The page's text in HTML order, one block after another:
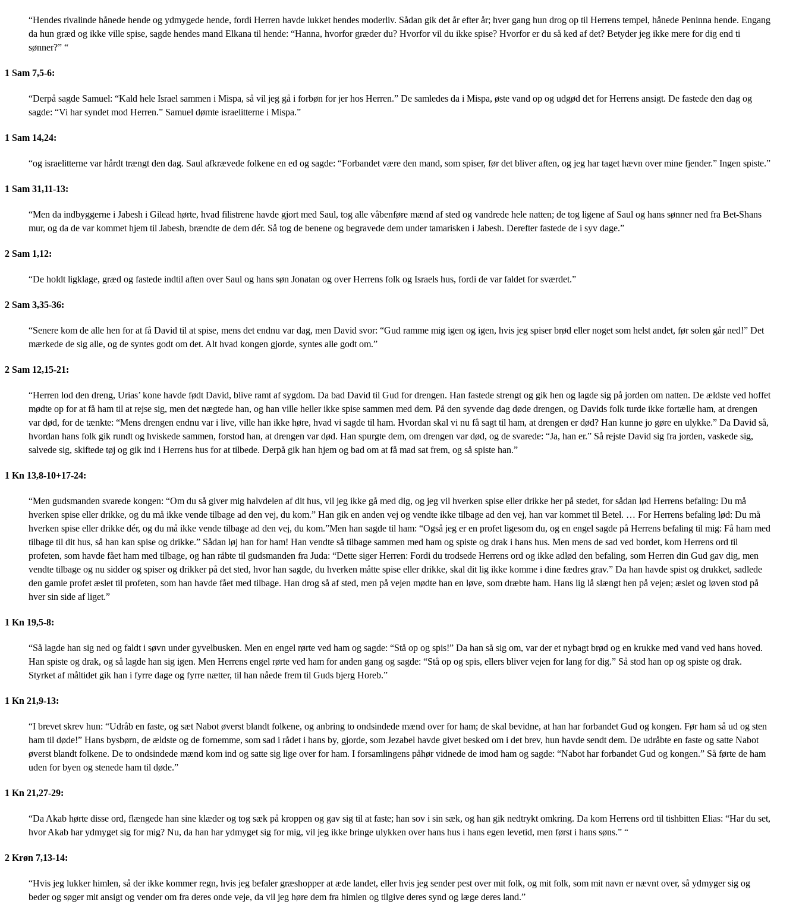
“Hendes rivalinde hånede hende og ydmygede hende, fordi Herren havde lukket hendes moderliv. Sådan gik det år efter år; hver gang hun drog op til Herrens tempel, hånede Peninna hende. Engang
da hun græd og ikke ville spise, sagde hendes mand Elkana til hende: “Hanna, hvorfor græder du? Hvorfor vil du ikke spise? Hvorfor er du så ked af det? Betyder jeg ikke mere for dig end ti
sønner?” “
1 Sam 7,5-6:
“Derpå sagde Samuel: “Kald hele Israel sammen i Mispa, så vil jeg gå i forbøn for jer hos Herren.” De samledes da i Mispa, øste vand op og udgød det for Herrens ansigt. De fastede den dag og
sagde: “Vi har syndet mod Herren.” Samuel dømte israelitterne i Mispa.”
1 Sam 14,24:
“og israelitterne var hårdt trængt den dag. Saul afkrævede folkene en ed og sagde: “Forbandet være den mand, som spiser, før det bliver aften, og jeg har taget hævn over mine fjender.” Ingen spiste.”
1 Sam 31,11-13:
“Men da indbyggerne i Jabesh i Gilead hørte, hvad filistrene havde gjort med Saul, tog alle våbenføre mænd af sted og vandrede hele natten; de tog ligene af Saul og hans sønner ned fra Bet-Shans
mur, og da de var kommet hjem til Jabesh, brændte de dem dér. Så tog de benene og begravede dem under tamarisken i Jabesh. Derefter fastede de i syv dage.”
2 Sam 1,12:
“De holdt ligklage, græd og fastede indtil aften over Saul og hans søn Jonatan og over Herrens folk og Israels hus, fordi de var faldet for sværdet.”
2 Sam 3,35-36:
“Senere kom de alle hen for at få David til at spise, mens det endnu var dag, men David svor: “Gud ramme mig igen og igen, hvis jeg spiser brød eller noget som helst andet, før solen går ned!” Det
mærkede de sig alle, og de syntes godt om det. Alt hvad kongen gjorde, syntes alle godt om.”
2 Sam 12,15-21:
“Herren lod den dreng, Urias’ kone havde født David, blive ramt af sygdom. Da bad David til Gud for drengen. Han fastede strengt og gik hen og lagde sig på jorden om natten. De ældste ved hoffet
mødte op for at få ham til at rejse sig, men det nægtede han, og han ville heller ikke spise sammen med dem. På den syvende dag døde drengen, og Davids folk turde ikke fortælle ham, at drengen
var død, for de tænkte: “Mens drengen endnu var i live, ville han ikke høre, hvad vi sagde til ham. Hvordan skal vi nu få sagt til ham, at drengen er død? Han kunne jo gøre en ulykke.” Da David så,
hvordan hans folk gik rundt og hviskede sammen, forstod han, at drengen var død. Han spurgte dem, om drengen var død, og de svarede: “Ja, han er.” Så rejste David sig fra jorden, vaskede sig,
salvede sig, skiftede tøj og gik ind i Herrens hus for at tilbede. Derpå gik han hjem og bad om at få mad sat frem, og så spiste han.”
1 Kn 13,8-10+17-24:
“Men gudsmanden svarede kongen: “Om du så giver mig halvdelen af dit hus, vil jeg ikke gå med dig, og jeg vil hverken spise eller drikke her på stedet, for sådan lød Herrens befaling: Du må
hverken spise eller drikke, og du må ikke vende tilbage ad den vej, du kom.” Han gik en anden vej og vendte ikke tilbage ad den vej, han var kommet til Betel. … For Herrens befaling lød: Du må
hverken spise eller drikke dér, og du må ikke vende tilbage ad den vej, du kom.”Men han sagde til ham: “Også jeg er en profet ligesom du, og en engel sagde på Herrens befaling til mig: Få ham med
tilbage til dit hus, så han kan spise og drikke.” Sådan løj han for ham! Han vendte så tilbage sammen med ham og spiste og drak i hans hus. Men mens de sad ved bordet, kom Herrens ord til
profeten, som havde fået ham med tilbage, og han råbte til gudsmanden fra Juda: “Dette siger Herren: Fordi du trodsede Herrens ord og ikke adlød den befaling, som Herren din Gud gav dig, men
vendte tilbage og nu sidder og spiser og drikker på det sted, hvor han sagde, du hverken måtte spise eller drikke, skal dit lig ikke komme i dine fædres grav.” Da han havde spist og drukket, sadlede
den gamle profet æslet til profeten, som han havde fået med tilbage. Han drog så af sted, men på vejen mødte han en løve, som dræbte ham. Hans lig lå slængt hen på vejen; æslet og løven stod på
hver sin side af liget.”
1 Kn 19,5-8:
“Så lagde han sig ned og faldt i søvn under gyvelbusken. Men en engel rørte ved ham og sagde: “Stå op og spis!” Da han så sig om, var der et nybagt brød og en krukke med vand ved hans hoved.
Han spiste og drak, og så lagde han sig igen. Men Herrens engel rørte ved ham for anden gang og sagde: “Stå op og spis, ellers bliver vejen for lang for dig.” Så stod han op og spiste og drak.
Styrket af måltidet gik han i fyrre dage og fyrre nætter, til han nåede frem til Guds bjerg Horeb.”
1 Kn 21,9-13:
“I brevet skrev hun: “Udråb en faste, og sæt Nabot øverst blandt folkene, og anbring to ondsindede mænd over for ham; de skal bevidne, at han har forbandet Gud og kongen. Før ham så ud og sten
ham til døde!” Hans bysbørn, de ældste og de fornemme, som sad i rådet i hans by, gjorde, som Jezabel havde givet besked om i det brev, hun havde sendt dem. De udråbte en faste og satte Nabot
øverst blandt folkene. De to ondsindede mænd kom ind og satte sig lige over for ham. I forsamlingens påhør vidnede de imod ham og sagde: “Nabot har forbandet Gud og kongen.” Så førte de ham
uden for byen og stenede ham til døde.”
1 Kn 21,27-29:
“Da Akab hørte disse ord, flængede han sine klæder og tog sæk på kroppen og gav sig til at faste; han sov i sin sæk, og han gik nedtrykt omkring. Da kom Herrens ord til tishbitten Elias: “Har du set,
hvor Akab har ydmyget sig for mig? Nu, da han har ydmyget sig for mig, vil jeg ikke bringe ulykken over hans hus i hans egen levetid, men først i hans søns.” “
2 Krøn 7,13-14:
“Hvis jeg lukker himlen, så der ikke kommer regn, hvis jeg befaler græshopper at æde landet, eller hvis jeg sender pest over mit folk, og mit folk, som mit navn er nævnt over, så ydmyger sig og
beder og søger mit ansigt og vender om fra deres onde veje, da vil jeg høre dem fra himlen og tilgive deres synd og læge deres land.”